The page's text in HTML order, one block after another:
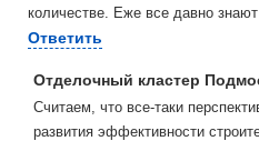
количестве. Еже все давно знают
Ответить
Отделочный кластер
Считаем, что все-таки
развития эффективности